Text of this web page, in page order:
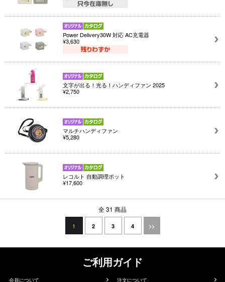
Power Delivery30W 対応 AC充電器
¥3,630
文字が出る！光る！ハンディファン 2025
¥2,750
マルチハンディファン
¥5,280
レコルト 自動調理ポット
¥17,600
全 31 商品
1 2 3 4 >>
ご利用ガイド
会員について 注文について